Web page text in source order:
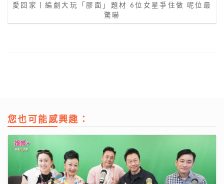
愛回家丨編劇大玩「膠面」題材 6位女星爭住做 呢位最
驚嚇
您也可能感興趣：